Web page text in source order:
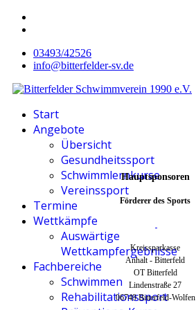
03493/42526
info@bitterfelder-sv.de
Start
Angebote
Übersicht
Gesundheitssport
Schwimmlernkurse
Vereinssport
Termine
Wettkämpfe
Auswärtige
Wettkampfergebnisse
Fachbereiche
Schwimmen
Rehabilitationssport
Hauptsponsoren
Förderer des Sports
Kreissparkasse
Anhalt - Bitterfeld
OT Bitterfeld
Lindenstraße 27
06749 Bitterfeld-Wolfen